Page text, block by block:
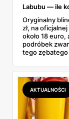
Labubu — ile
Oryginalny
zł, na
około 18
podróbek
tego zębatego
kosztuje i po
podróbki.
łącznie z
AKTUALNOŚCI